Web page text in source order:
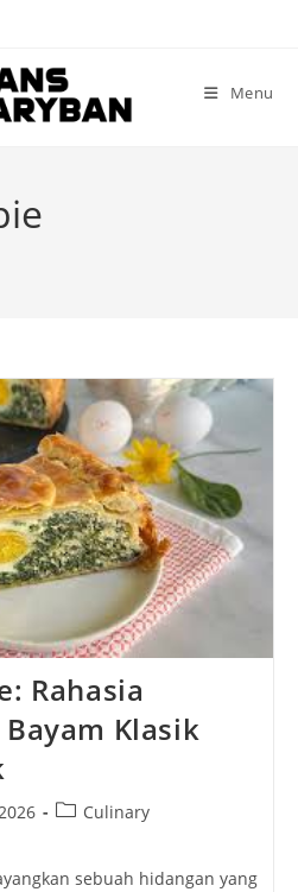
Menu
Rahasia
Klasik
PostCulinary
sebuah hidangan yang